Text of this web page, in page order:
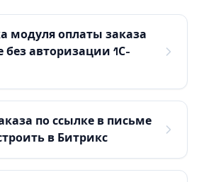
модуля оплаты заказа
без авторизации 1С-
по ссылке в письме
в Битрикс